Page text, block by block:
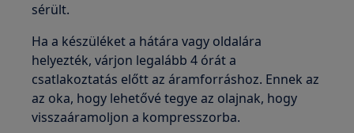
sérült.
Ha a készüléket a hátára vagy oldalára
helyezték, várjon legalább 4 órát a
csatlakoztatás előtt az áramforráshoz. Ennek az
az oka, hogy lehetővé tegye az olajnak, hogy
visszaáramoljon a kompresszorba.